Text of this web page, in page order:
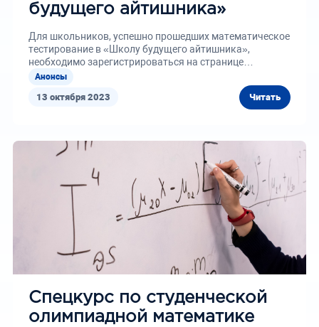
13 октября 2023 Читать
будущего айтишника»
Для школьников, успешно прошедших математическое
тестирование в «Школу будущего айтишника»,
необходимо зарегистрироваться на странице
математической школы согласно...
Анонсы
Спецкурс по студенческой
олимпиадной математике